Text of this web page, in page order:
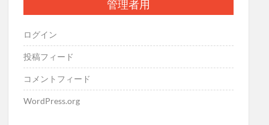
管理者用
ログイン
投稿フィード
コメントフィード
WordPress.org